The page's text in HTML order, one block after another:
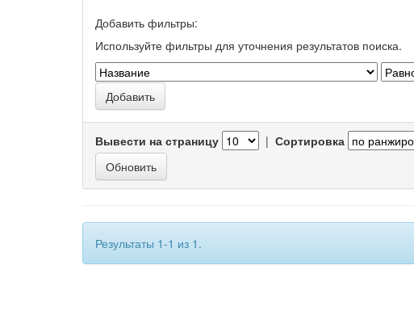
Добавить фильтры:
Используйте фильтры для уточнения результатов поиска.
Вывести на страницу | Сортировка
Результаты 1-1 из 1.